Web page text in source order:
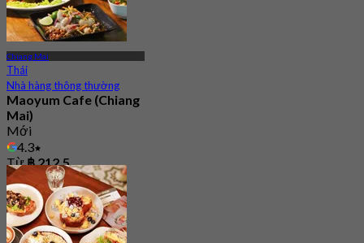
Chiang Mai
Thái
Nhà hàng thông thường
Maoyum Cafe (Chiang
Mai)
Mới
4.3
Từ฿ 212.5